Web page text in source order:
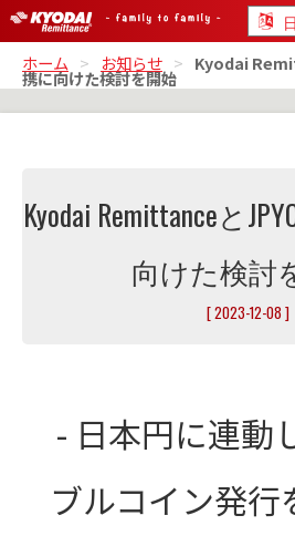
ホーム > お知らせ > Kyodai
携に向けた検討を開始
Kyodai Remittanceと
向けた検討
[ 2023-12-08 ]
- 日本円に連動
ブルコイン発行